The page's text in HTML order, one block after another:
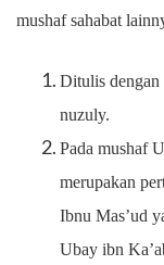
mushaf sahabat
Ditulis dengan
nuzuly.
Pada mushaf
merupakan
Ibnu Mas’ud
Ubay ibn